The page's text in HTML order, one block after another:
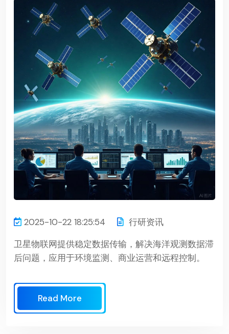
2025-10-22 18:25:54
行研资讯
卫星物联网提供稳定数据传输，解决海洋观测数据滞
后问题，应用于环境监测、商业运营和远程控制。
Read More